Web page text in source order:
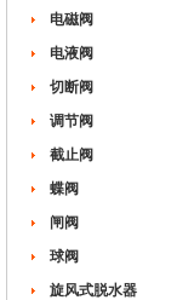
电磁阀
电液阀
切断阀
调节阀
截止阀
蝶阀
闸阀
球阀
旋风式脱水器